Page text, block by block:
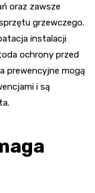
oraz zawsze
grzewczego.
instalacji
ochrony przed
prewencyjne mogą
i są